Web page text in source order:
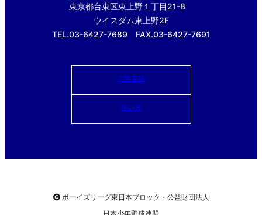
東京都台東区東上野１丁目21-8
ウイスダム東上野2F
TEL.03-6427-7689 FAX.03-6427-7691
ご意見箱
使い方
ボーイズリーグ東日本ブロック・公益財団法人